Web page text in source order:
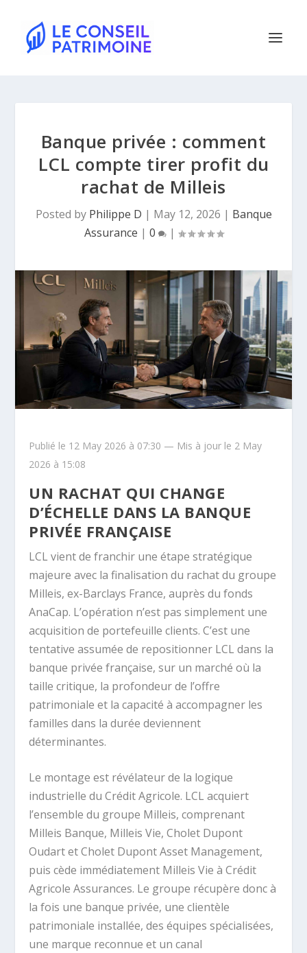
Banque privée : comment
LCL compte tirer profit du
rachat de Milleis
Posted by Philippe D | May 12, 2026 | Banque
Assurance | 0 |
Publié le 12 May 2026 à 07:30 — Mis à jour le 2 May
2026 à 15:08
UN RACHAT QUI CHANGE
D’ÉCHELLE DANS LA BANQUE
PRIVÉE FRANÇAISE
LCL vient de franchir une étape stratégique
majeure avec la finalisation du rachat du groupe
Milleis, ex-Barclays France, auprès du fonds
AnaCap. L’opération n’est pas simplement une
acquisition de portefeuille clients. C’est une
tentative assumée de repositionner LCL dans la
banque privée française, sur un marché où la
taille critique, la profondeur de l’offre
patrimoniale et la capacité à accompagner les
familles dans la durée deviennent
déterminantes.
Le montage est révélateur de la logique
industrielle du Crédit Agricole. LCL acquiert
l’ensemble du groupe Milleis, comprenant
Milleis Banque, Milleis Vie, Cholet Dupont
Oudart et Cholet Dupont Asset Management,
puis cède immédiatement Milleis Vie à Crédit
Agricole Assurances. Le groupe récupère donc à
la fois une banque privée, une clientèle
patrimoniale installée, des équipes spécialisées,
une marque reconnue et un canal